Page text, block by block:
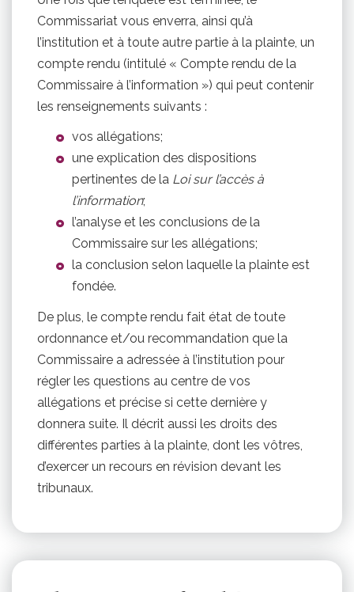
Commissariat vous enverra, ainsi qu’à
l’institution et à toute autre partie à la plainte, un
compte rendu (intitulé « Compte rendu de la
Commissaire à l’information ») qui peut contenir
les renseignements suivants :
vos allégations;
une explication des dispositions
pertinentes de la Loi sur l’accès à
l’information;
l’analyse et les conclusions de la
Commissaire sur les allégations;
la conclusion selon laquelle la plainte est
fondée.
De plus, le compte rendu fait état de toute
ordonnance et/ou recommandation que la
Commissaire a adressée à l’institution pour
régler les questions au centre de vos
allégations et précise si cette dernière y
donnera suite. Il décrit aussi les droits des
différentes parties à la plainte, dont les vôtres,
d’exercer un recours en révision devant les
tribunaux.